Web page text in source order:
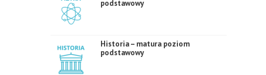
podstawowy
Historia – matura poziom
podstawowy